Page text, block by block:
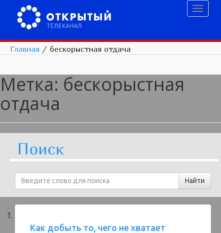
Главная / бескорыстная отдача
Метка: бескорыстная
отдача
Поиск
Как добыть то, чего не хватает